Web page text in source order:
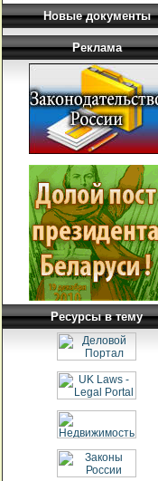
Новые документы
Реклама
Ресурсы в тему